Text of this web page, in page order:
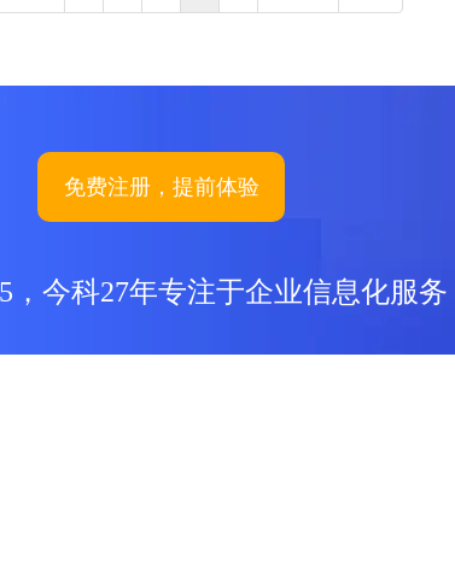
，今科27年专注于企业信息化服务
免费注册，提前体验